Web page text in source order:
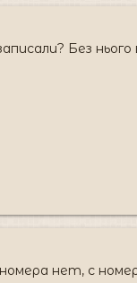
Без
нет, с